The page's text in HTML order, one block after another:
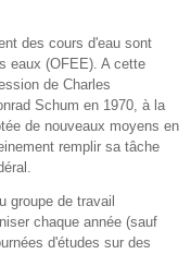
des cours d'eau sont
eaux (OFEE). A cette
de Charles
Schum en 1970, à la
de nouveaux moyens en
remplir sa tâche
groupe de travail
chaque année (sauf
d'études sur des